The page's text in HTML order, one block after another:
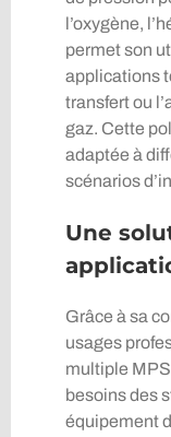
l’oxygène,
permet son
applications
transfert ou
gaz. Cette
adaptée à
scénarios
Une
Grâce à sa
usages
multiple
besoins des
équipement